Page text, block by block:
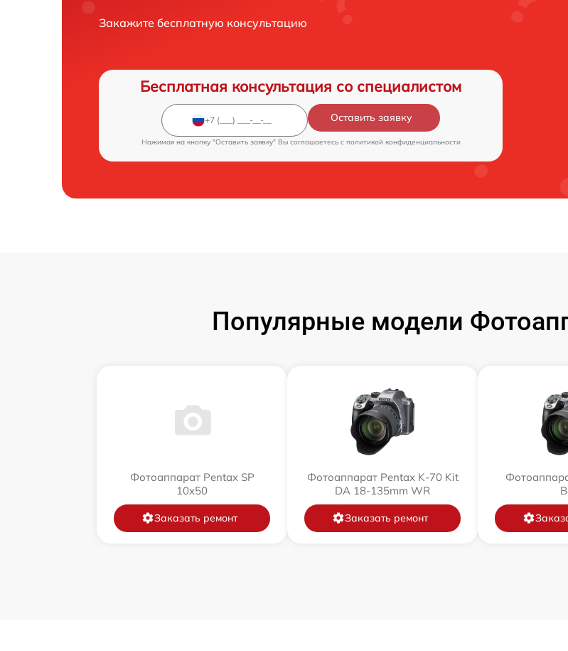
Закажите бесплатную консультацию
Бесплатная консультация со специалистом
Оставить заявку
Нажимая на кнопку "Оставить заявку" Вы соглашаетесь c политикой конфиденциальности
Популярные модели
Фотоаппарат Pentax SP
10x50
Заказать ремонт
Фотоаппарат Pentax K-70 Kit
DA 18-135mm WR
Заказать ремонт